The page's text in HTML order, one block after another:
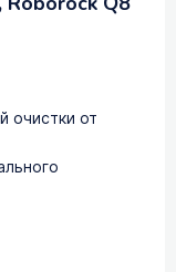
очистки от